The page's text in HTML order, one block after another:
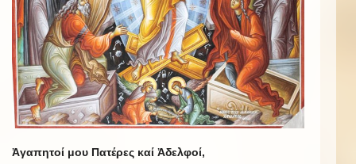
Ἀγαπητοί μου Πατέρες καί Ἀδελφοί,